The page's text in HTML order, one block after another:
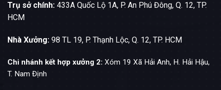
Trụ sở chính: 433A Quốc Lộ 1A, P. An Phú Đông, Q. 12, TP.
HCM
Nhà Xưởng: 98 TL 19, P. Thạnh Lộc, Q. 12, TP. HCM
Chi nhánh kết hợp xưởng 2: Xóm 19 Xã Hải Anh, H. Hải Hậu,
T. Nam Định